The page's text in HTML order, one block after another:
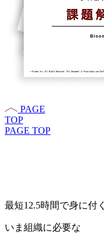
PAGE
TOP
PAGE TOP
最短12.5時間で身に付く
いま組織に必要な